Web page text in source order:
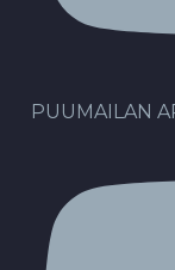
PUUMAILAN